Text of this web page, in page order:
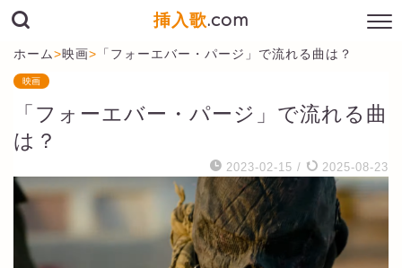
挿入歌.com
ホーム>映画> 「フォーエバー・パージ」で流れる曲は？
映画
「フォーエバー・パージ」で流れる曲
は？
2023-02-15 / 2025-08-23